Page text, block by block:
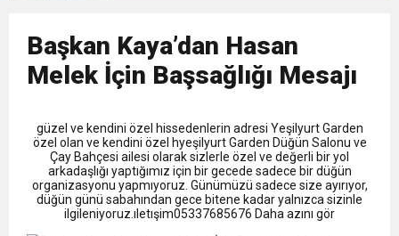
18:59 Trabzonspor Mitongo Transferini KAP’a Bildirdi
KAP’a Bildirdi
Başkan Kaya’dan Hasan
Melek İçin Başsağlığı Mesajı
güzel ve kendini özel hissedenlerin adresi Yeşilyurt Garden
özel olan ve kendini özel hyeşilyurt Garden Düğün Salonu ve
Çay Bahçesi ailesi olarak sizlerle özel ve değerli bir yol
arkadaşlığı yaptığımız için bir gecede sadece bir düğün
organizasyonu yapmıyoruz. Günümüzü sadece size ayırıyor,
düğün günü sabahından gece bitene kadar yalnızca sizinle
ilgileniyoruz.ıletışim05337685676 Daha azını gör